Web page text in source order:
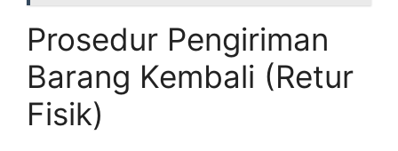
Prosedur Pengiriman
Barang Kembali (Retur
Fisik)